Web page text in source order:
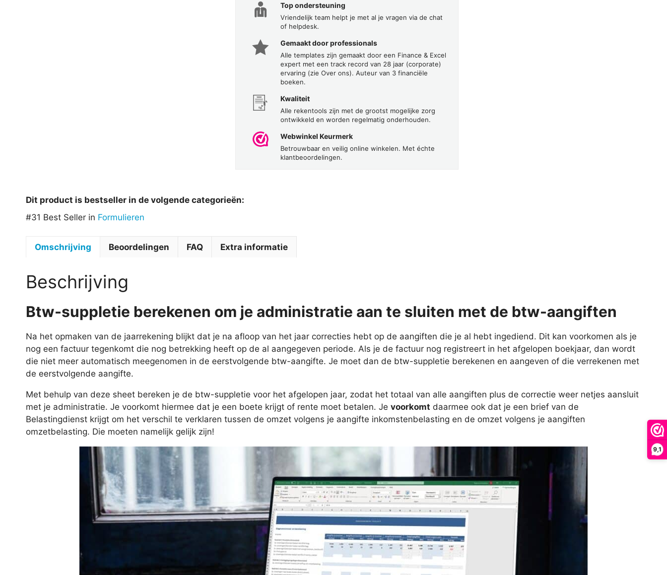
9,1
Top ondersteuning
Vriendelijk team helpt je met al je vragen via de chat
of helpdesk.
Gemaakt door professionals
Alle templates zijn gemaakt door een Finance & Excel
expert met een track record van 28 jaar (corporate)
ervaring (zie Over ons). Auteur van 3 financiële
boeken.
Kwaliteit
Alle rekentools zijn met de grootst mogelijke zorg
ontwikkeld en worden regelmatig onderhouden.
Webwinkel Keurmerk
Betrouwbaar en veilig online winkelen. Met échte
klantbeoordelingen.
Dit product is bestseller in de volgende categorieën:
#31 Best Seller in Formulieren
Omschrijving Beoordelingen FAQ Extra informatie
Beschrijving
Btw-suppletie berekenen om je administratie aan te sluiten met de btw-aangiften
Na het opmaken van de jaarrekening blijkt dat je na afloop van het jaar correcties hebt op de aangiften die je al hebt ingediend. Dit kan voorkomen als je
nog een factuur tegenkomt die nog betrekking heeft op de al aangegeven periode. Als je de factuur nog registreert in het afgelopen boekjaar, dan wordt
die niet meer automatisch meegenomen in de eerstvolgende btw-aangifte. Je moet dan de btw-suppletie berekenen en aangeven of die verrekenen met
de eerstvolgende aangifte.
Met behulp van deze sheet bereken je de btw-suppletie voor het afgelopen jaar, zodat het totaal van alle aangiften plus de correctie weer netjes aansluit
met je administratie. Je voorkomt hiermee dat je een boete krijgt of rente moet betalen. Je voorkomt daarmee ook dat je een brief van de
Belastingdienst krijgt om het verschil te verklaren tussen de omzet volgens je aangifte inkomstenbelasting en de omzet volgens je aangiften
omzetbelasting. Die moeten namelijk gelijk zijn!